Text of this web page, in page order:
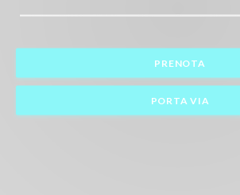
PRENOTA
PORTA VIA